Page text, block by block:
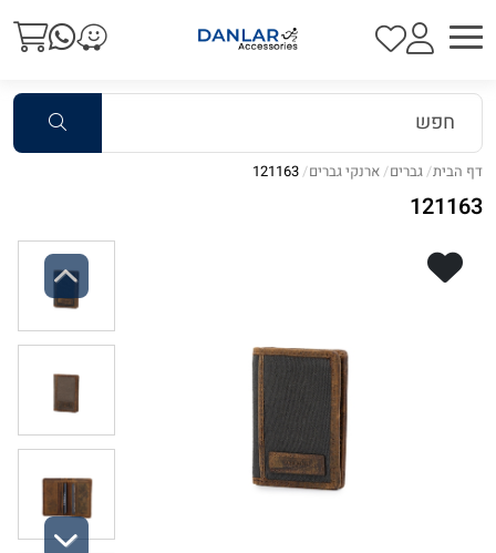
דף הבית גברים ארנקי גברים 121163
121163
Previous